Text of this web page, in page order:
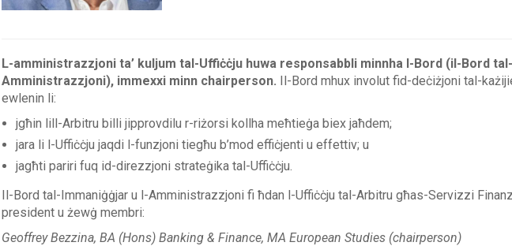
L-amministrazzjoni ta’ kuljum tal-Uffiċċju huwa responsabbli minnha l-Bord (il-Bord
Amministrazzjoni), immexxi minn chairperson. Il-Bord mhux involut fid-deċiżjoni tal-
ewlenin li:
jgħin lill-Arbitru billi jipprovdilu r-riżorsi kollha meħtieġa biex jaħdem;
jara li l-Uffiċċju jaqdi l-funzjoni tiegħu b’mod effiċjenti u effettiv; u
jagħti pariri fuq id-direzzjoni strateġika tal-Uffiċċju.
Il-Bord tal-Immaniġġjar u l-Amministrazzjoni fi ħdan l-Uffiċċju tal-Arbitru għas-Servizzi
president u żewġ membri:
Geoffrey Bezzina, BA (Hons) Banking & Finance, MA European Studies (chairperson)